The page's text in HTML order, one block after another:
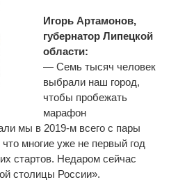
Игорь Артамонов,
губернатор Липецкой
области:
— Семь тысяч человек
выбрали наш город,
чтобы пробежать
марафон
мы в 2019-м всего с пары
многие уже не первый год
стартов. Недаром сейчас
столицы России».